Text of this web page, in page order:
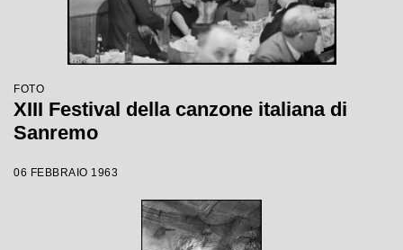
FOTO
XIII Festival della canzone italiana di
Sanremo
06 FEBBRAIO 1963